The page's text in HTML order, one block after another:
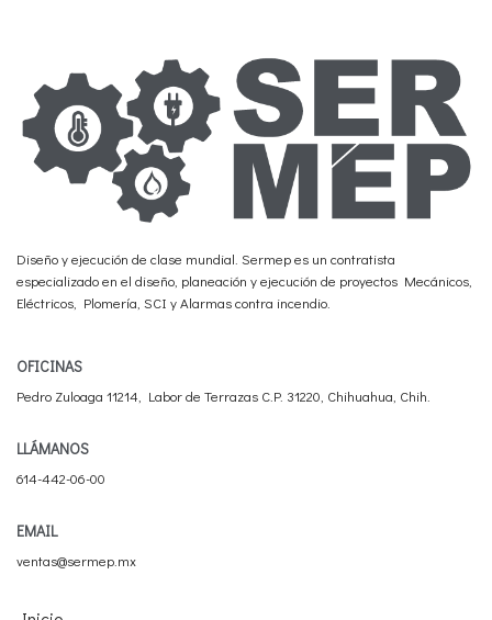
Diseño y ejecución de clase mundial. Sermep es un contratista
especializado en el diseño, planeación y ejecución de proyectos Mecánicos,
Eléctricos, Plomería, SCI y Alarmas contra incendio.
OFICINAS
Pedro Zuloaga 11214, Labor de Terrazas C.P. 31220, Chihuahua, Chih.
LLÁMANOS
614-442-06-00
EMAIL
ventas@sermep.mx